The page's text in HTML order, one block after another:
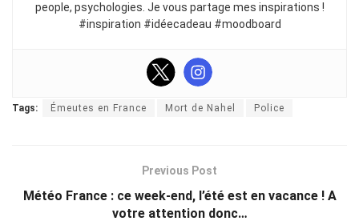
people, psychologies. Je vous partage mes inspirations !
#inspiration #idéecadeau #moodboard
Tags: Émeutes en France Mort de Nahel Police
Previous Post
Météo France : ce week-end, l’été est en vacance ! A
votre attention donc…